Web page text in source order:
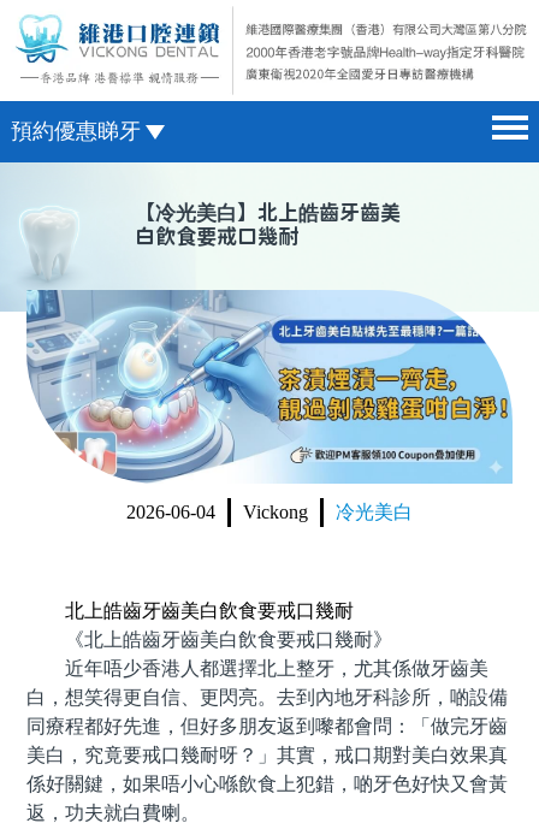
預約優惠睇牙
醫院簡介 hospital introduction
醫生介紹 doctor introduction
醫療新聞 medical news
種植牙 dental implant
箍牙 orthodontics
收費標準 change standard
微信預約
WhatsApp預約
【冷光美白】北上皓齒牙齒美
白飲食要戒口幾耐
2026-06-04 Vickong 冷光美白
北上皓齒牙齒美白飲食要戒口幾耐
《北上皓齒牙齒美白飲食要戒口幾耐》
近年唔少香港人都選擇北上整牙，尤其係做牙齒美
白，想笑得更自信、更閃亮。去到內地牙科診所，啲設備
同療程都好先進，但好多朋友返到嚟都會問：「做完牙齒
美白，究竟要戒口幾耐呀？」其實，戒口期對美白效果真
係好關鍵，如果唔小心喺飲食上犯錯，啲牙色好快又會黃
返，功夫就白費喇。